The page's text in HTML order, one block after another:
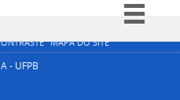
MAPA DO SITE
Simplifique!
- UFPB